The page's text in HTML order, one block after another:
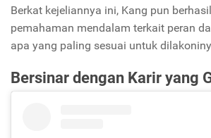
Berkat kejeliannya ini, Kang pun
pemahaman mendalam terkait peran
apa yang paling sesuai untuk
Bersinar dengan Karir yang